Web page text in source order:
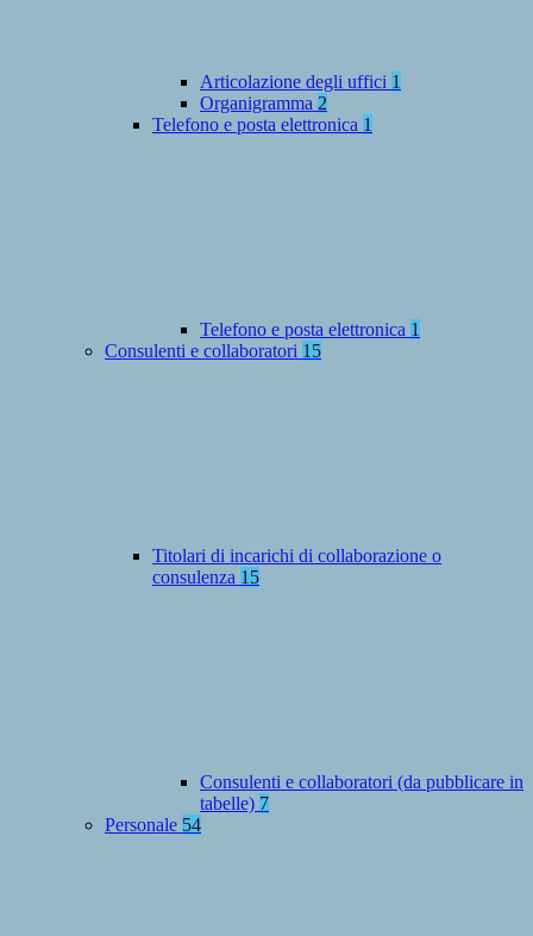
Articolazione degli uffici 1
Organigramma 2
Telefono e posta elettronica 1
Telefono e posta elettronica 1
Consulenti e collaboratori 15
Titolari di incarichi di collaborazione o
consulenza 15
Consulenti e collaboratori (da pubblicare in
tabelle) 7
Personale 54